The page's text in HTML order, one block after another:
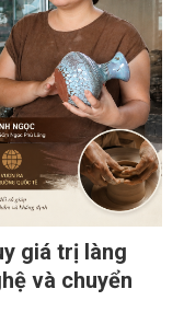
nghiệp và Môi
cơ quan đơn vị
phía Bắc.
giá trị làng
và chuyển